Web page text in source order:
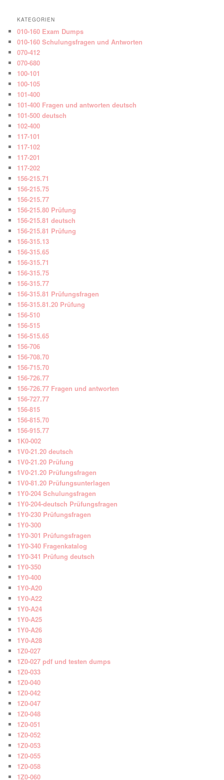
KATEGORIEN
010-160 Exam Dumps
010-160 Schulungsfragen und Antworten
070-412
070-680
100-101
100-105
101-400
101-400 Fragen und antworten deutsch
101-500 deutsch
102-400
117-101
117-102
117-201
117-202
156-215.71
156-215.75
156-215.77
156-215.80 Prüfung
156-215.81 deutsch
156-215.81 Prüfung
156-315.13
156-315.65
156-315.71
156-315.75
156-315.77
156-315.81 Prüfungsfragen
156-315.81.20 Prüfung
156-510
156-515
156-515.65
156-706
156-708.70
156-715.70
156-726.77
156-726.77 Fragen und antworten
156-727.77
156-815
156-815.70
156-915.77
1K0-002
1V0-21.20 deutsch
1V0-21.20 Prüfung
1V0-21.20 Prüfungsfragen
1V0-81.20 Prüfungsunterlagen
1Y0-204 Schulungsfragen
1Y0-204-deutsch Prüfungsfragen
1Y0-230 Prüfungsfragen
1Y0-300
1Y0-301 Prüfungsfragen
1Y0-340 Fragenkatalog
1Y0-341 Prüfung deutsch
1Y0-350
1Y0-400
1Y0-A20
1Y0-A22
1Y0-A24
1Y0-A25
1Y0-A26
1Y0-A28
1Z0-027
1Z0-027 pdf und testen dumps
1Z0-033
1Z0-040
1Z0-042
1Z0-047
1Z0-048
1Z0-051
1Z0-052
1Z0-053
1Z0-055
1Z0-058
1Z0-060